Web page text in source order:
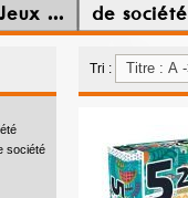
... de société
société
Tri :